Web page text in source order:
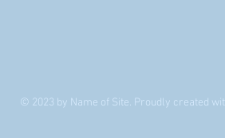
© 2023 by Name of Site. Proudly created